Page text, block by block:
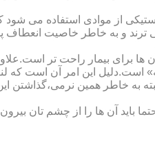
از موادی استفاده می
و به خاطر خاصیت انعطاف
برای بیمار راحت تر
است.دلیل این امر آن است
به خاطر همین نرمی،گذاشتن
آن ها را از چشم تان بیرون